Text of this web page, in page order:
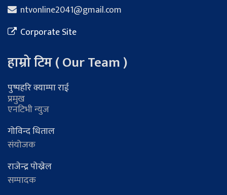
ntvonline2041@gmail.com
Corporate Site
हाम्रो टिम ( Our Team )
पुष्पहरि क्याम्पा राई
प्रमुख
एनटिभी न्युज
गोविन्द धिताल
संयोजक
राजेन्द्र पोख्रेल
सम्पादक